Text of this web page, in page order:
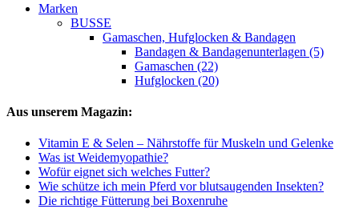
Marken
BUSSE
Gamaschen, Hufglocken & Bandagen
Bandagen & Bandagenunterlagen (5)
Gamaschen (22)
Hufglocken (20)
Aus unserem Magazin:
Vitamin E & Selen – Nährstoffe für Muskeln und Gelenke
Was ist Weidemyopathie?
Wofür eignet sich welches Futter?
Wie schütze ich mein Pferd vor blutsaugenden Insekten?
Die richtige Fütterung bei Boxenruhe